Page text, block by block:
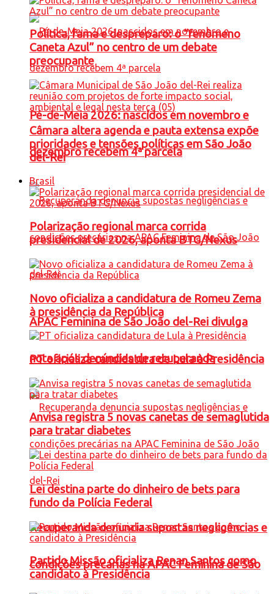
Pé-de-Meia 2026: nascidos em novembro e
dezembro recebem 4ª parcela
APAC Feminina de São João del-Rei divulga
nota após denúncias de recuperanda
Recuperanda denuncia supostas negligências e
condições precárias na APAC Feminina de São
Política, fama e despreparo: o “fenômeno
Caneta Azul” no centro de um debate
preocupante
Câmara altera agenda e pauta extensa expõe
prioridades e tensões políticas em São João
del-Rei
Brasil
Polarização regional marca corrida
presidencial de 2026, aponta BTG/Nexus
Novo oficializa a candidatura de Romeu Zema
à presidência da República
PT oficializa candidatura de Lula à Presidência
Anvisa registra 5 novas canetas de semaglutida
para tratar diabetes
Lei destina parte do dinheiro de bets para
fundo da Polícia Federal
Partido Missão oficializa Renan Santos como
candidato à Presidência